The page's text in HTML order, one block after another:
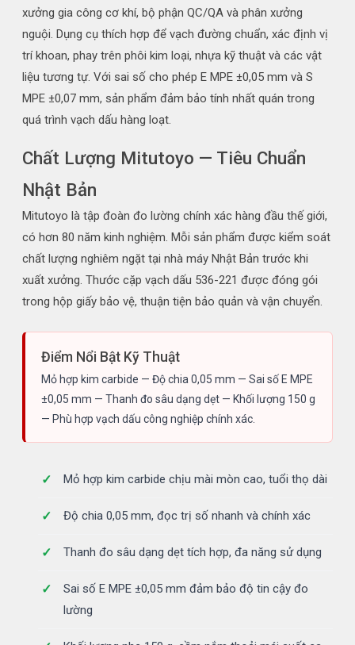
xưởng gia công cơ khí, bộ phận QC/QA và phân xưởng
nguội. Dụng cụ thích hợp để vạch đường chuẩn, xác định vị
trí khoan, phay trên phôi kim loại, nhựa kỹ thuật và các vật
liệu tương tự. Với sai số cho phép E MPE ±0,05 mm và S
MPE ±0,07 mm, sản phẩm đảm bảo tính nhất quán trong
quá trình vạch dấu hàng loạt.
Chất Lượng Mitutoyo — Tiêu Chuẩn
Nhật Bản
Mitutoyo là tập đoàn đo lường chính xác hàng đầu thế giới,
có hơn 80 năm kinh nghiệm. Mỗi sản phẩm được kiểm soát
chất lượng nghiêm ngặt tại nhà máy Nhật Bản trước khi
xuất xưởng. Thước cặp vạch dấu 536-221 được đóng gói
trong hộp giấy bảo vệ, thuận tiện bảo quản và vận chuyển.
Điểm Nổi Bật Kỹ Thuật
Mỏ hợp kim carbide — Độ chia 0,05 mm — Sai số E MPE
±0,05 mm — Thanh đo sâu dạng dẹt — Khối lượng 150 g
— Phù hợp vạch dấu công nghiệp chính xác.
Mỏ hợp kim carbide chịu mài mòn cao, tuổi thọ dài
Độ chia 0,05 mm, đọc trị số nhanh và chính xác
Thanh đo sâu dạng dẹt tích hợp, đa năng sử dụng
Sai số E MPE ±0,05 mm đảm bảo độ tin cậy đo
lường